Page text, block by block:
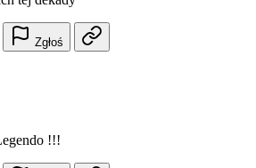
Zgłoś
!!!